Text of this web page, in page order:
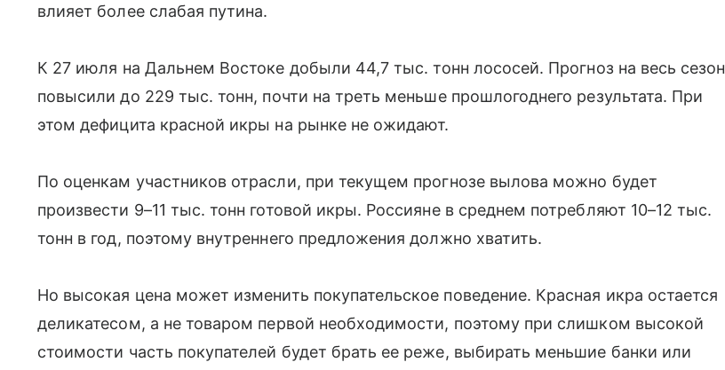
влияет более слабая путина.
К 27 июля на Дальнем Востоке добыли 44,7 тыс. тонн лососей. Прогноз на весь сезон
повысили до 229 тыс. тонн, почти на треть меньше прошлогоднего результата. При
этом дефицита красной икры на рынке не ожидают.
По оценкам участников отрасли, при текущем прогнозе вылова можно будет
произвести 9–11 тыс. тонн готовой икры. Россияне в среднем потребляют 10–12 тыс.
тонн в год, поэтому внутреннего предложения должно хватить.
Но высокая цена может изменить покупательское поведение. Красная икра остается
деликатесом, а не товаром первой необходимости, поэтому при слишком высокой
стоимости часть покупателей будет брать ее реже, выбирать меньшие банки или